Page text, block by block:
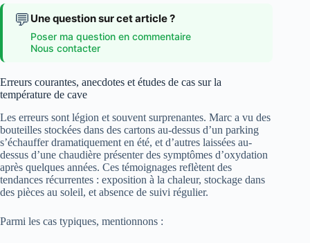
💬 Une question sur cet article ?
Poser ma question en commentaire
Nous contacter
Erreurs courantes, anecdotes et études de cas sur la
température de cave
Les erreurs sont légion et souvent surprenantes. Marc a vu des
bouteilles stockées dans des cartons au-dessus d’un parking
s’échauffer dramatiquement en été, et d’autres laissées au-
dessus d’une chaudière présenter des symptômes d’oxydation
après quelques années. Ces témoignages reflètent des
tendances récurrentes : exposition à la chaleur, stockage dans
des pièces au soleil, et absence de suivi régulier.
Parmi les cas typiques, mentionnons :